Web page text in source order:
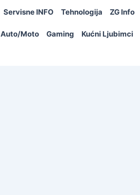
Servisne INFO Tehnologija ZG Info
Auto/Moto Gaming Kućni Ljubimci